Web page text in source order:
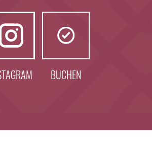
BUCHEN